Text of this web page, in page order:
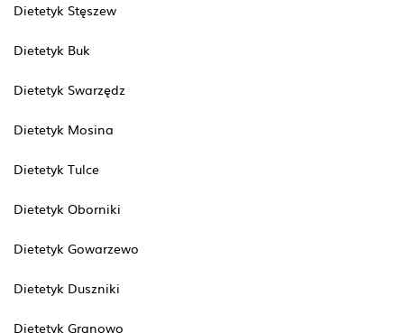
Dietetyk Stęszew
Dietetyk Buk
Dietetyk Swarzędz
Dietetyk Mosina
Dietetyk Tulce
Dietetyk Oborniki
Dietetyk Gowarzewo
Dietetyk Duszniki
Dietetyk Granowo